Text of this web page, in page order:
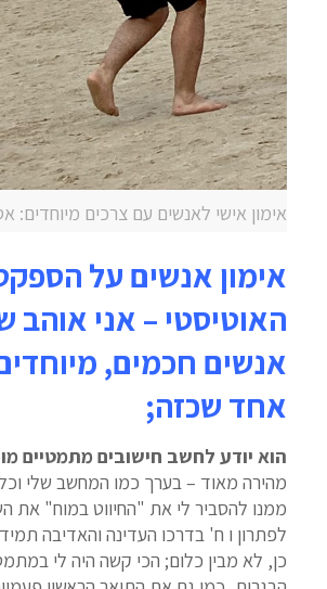
אימון אישי לאנשים עם צרכים מיוחדים:
אימון אנשים על
האוטיסטי – אני אוהב
אנשים חכמים,
אחד שכזה;
הוא יודע לחשב חישובים מתמטיים
מהירה מאוד – בערך כמו המחשב שלי
ממנו להסביר לי את "החיווט במוח" את
לפתרון ו ח' בדרכו העדינה והאדיבה
כן, לא מבין כלום; הכי קשה היה לי